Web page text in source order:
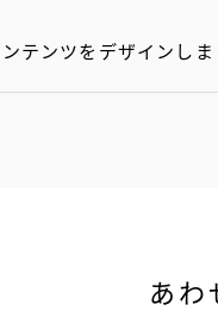
テンツをデザインしま
あわ